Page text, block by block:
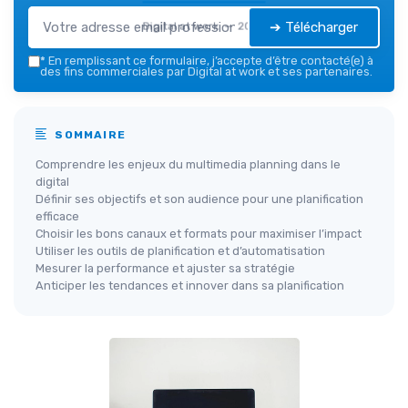
Digital at work — 2026 ➔ Télécharger
* En remplissant ce formulaire, j’accepte d’être contacté(e) à
des fins commerciales par Digital at work et ses partenaires.
SOMMAIRE
Comprendre les enjeux du multimedia planning dans le
digital
Définir ses objectifs et son audience pour une planification
efficace
Choisir les bons canaux et formats pour maximiser l’impact
Utiliser les outils de planification et d’automatisation
Mesurer la performance et ajuster sa stratégie
Anticiper les tendances et innover dans sa planification